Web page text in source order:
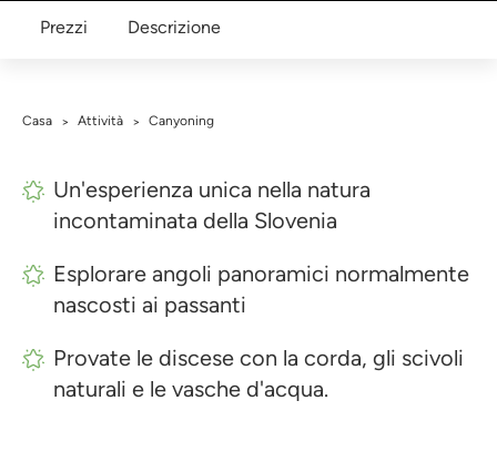
Prezzi Descrizione
Casa > Attività > Canyoning
Un'esperienza unica nella natura
incontaminata della Slovenia
Esplorare angoli panoramici normalmente
nascosti ai passanti
Provate le discese con la corda, gli scivoli
naturali e le vasche d'acqua.